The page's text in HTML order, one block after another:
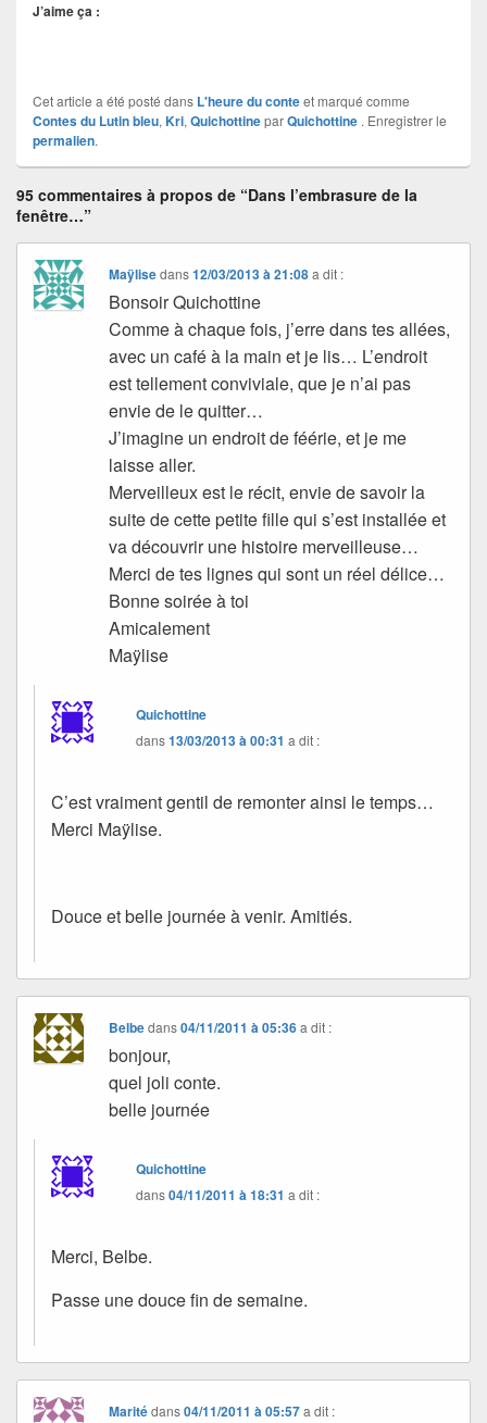
J’aime ça :
Cet article a été posté dans L'heure du conteet marqué comme
Contes du Lutin bleu, Kri, QuichottineparQuichottine . Enregistrer le
permalien.
95 commentaires à propos de “Dans l’embrasure de la
fenêtre…”
Maÿlisedans12/03/2013 à 21:08 a dit :
Bonsoir Quichottine
Comme à chaque fois, j’erre dans tes allées,
avec un café à la main et je lis… L’endroit
est tellement conviviale, que je n’ai pas
envie de le quitter…
J’imagine un endroit de féérie, et je me
laisse aller.
Merveilleux est le récit, envie de savoir la
suite de cette petite fille qui s’est installée et
va découvrir une histoire merveilleuse…
Merci de tes lignes qui sont un réel délice…
Bonne soirée à toi
Amicalement
Maÿlise
Quichottine
dans13/03/2013 à 00:31 a dit :
C’est vraiment gentil de remonter ainsi le temps…
Merci Maÿlise.
Douce et belle journée à venir. Amitiés.
Belbedans04/11/2011 à 05:36 a dit :
bonjour,
quel joli conte.
belle journée
Quichottine
dans04/11/2011 à 18:31 a dit :
Merci, Belbe.
Passe une douce fin de semaine.
Maritédans04/11/2011 à 05:57 a dit :